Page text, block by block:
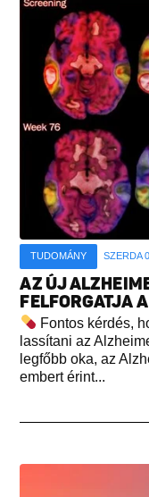
TUDOMÁNY SZERDA
AZ ÚJ
FELFORGATJA
Fontos kérdés,
lassítani az
legfőbb oka, az
embert érint...